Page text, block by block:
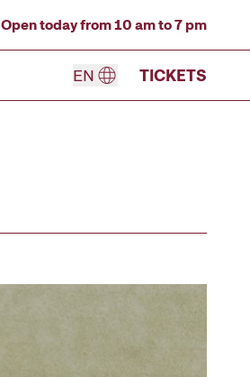
Open today from 10 am to 7 pm
EN TICKETS